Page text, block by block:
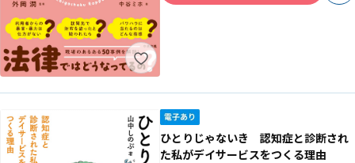
ひとりじゃないき 認知症と診断され
た私がデイサービスをつくる理由